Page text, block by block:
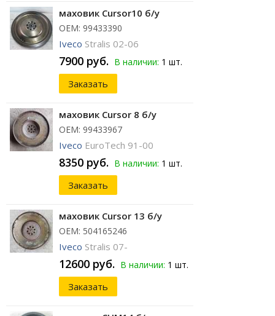
маховик Cursor10 б/у
ОЕМ: 99433390
Iveco Stralis 02-06
7900 руб. В наличии: 1 шт.
Заказать
маховик Cursor 8 б/у
ОЕМ: 99433967
Iveco EuroTech 91-00
8350 руб. В наличии: 1 шт.
Заказать
маховик Cursor 13 б/у
ОЕМ: 504165246
Iveco Stralis 07-
12600 руб. В наличии: 1 шт.
Заказать